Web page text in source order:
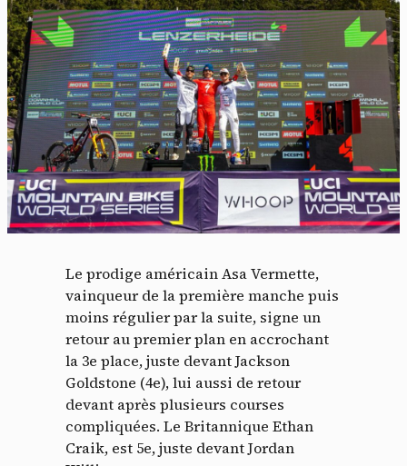
Le prodige américain Asa Vermette,
vainqueur de la première manche puis
moins régulier par la suite, signe un
retour au premier plan en accrochant
la 3e place, juste devant Jackson
Goldstone (4e), lui aussi de retour
devant après plusieurs courses
compliquées. Le Britannique Ethan
Craik, est 5e, juste devant Jordan